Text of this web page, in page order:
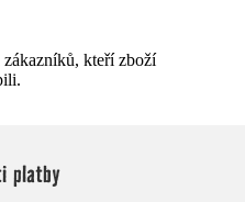
kteří zboží
platby